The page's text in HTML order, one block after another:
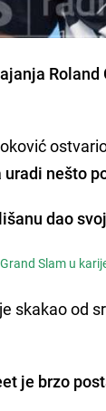
uradi nešto
dao
Slam u
skakao od
je brzo